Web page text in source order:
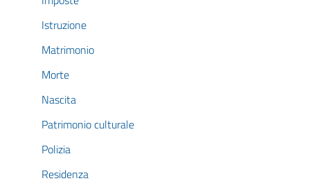
Istruzione
Matrimonio
Morte
Nascita
Patrimonio culturale
Polizia
Residenza